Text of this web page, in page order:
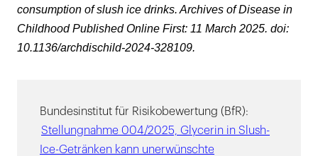
consumption of slush ice drinks. Archives of Disease in
ChildhoodPublished Online First: 11 March 2025. doi:
10.1136/archdischild-2024-328109.
Bundesinstitut für Risikobewertung (BfR):
Stellungnahme 004/2025, Glycerin in Slush-
Ice-Getränken kann unerwünschte